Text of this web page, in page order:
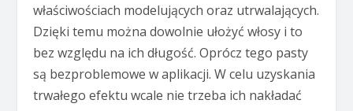
właściwościach modelujących oraz utrwalających.
Dzięki temu można dowolnie ułożyć włosy i to
bez względu na ich długość. Oprócz tego pasty
są bezproblemowe w aplikacji. W celu uzyskania
trwałego efektu wcale nie trzeba ich nakładać